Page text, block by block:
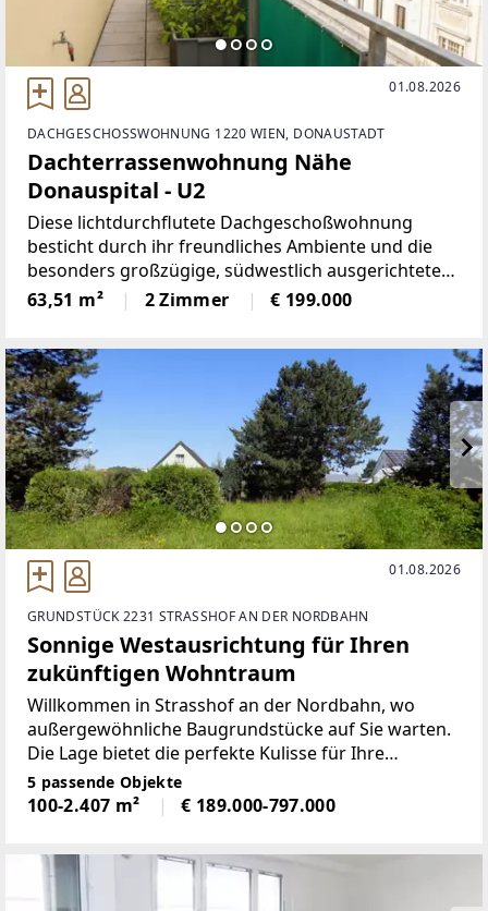
01.08.2026
DACHGESCHOSSWOHNUNG 1220 WIEN, DONAUSTADT
Dachterrassenwohnung Nähe
Donauspital - U2
Diese lichtdurchflutete Dachgeschoßwohnung
besticht durch ihr freundliches Ambiente und die
besonders großzügige, südwestlich ausgerichtete
Terrasse, die einen herrlichen Blick ins Freie und viel
Sonne bis in die Abendstunden bietet. Die Wohnung
63,51 m² 2 Zimmer € 199.000
01.08.2026
GRUNDSTÜCK 2231 STRASSHOF AN DER NORDBAHN
Sonnige Westausrichtung für Ihren
zukünftigen Wohntraum
Willkommen in Strasshof an der Nordbahn, wo
außergewöhnliche Baugrundstücke auf Sie warten.
Die Lage bietet die perfekte Kulisse für Ihre
Wohnträume, egal ob Sie eine Familie sind, ein
Investor, ein Bauträger oder auf der Suche nach
einem Ort sind, um
5 passende Objekte
100-2.407 m² € 189.000-797.000